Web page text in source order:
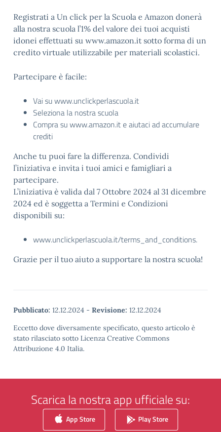
Registrati a Un click per la Scuola e Amazon donerà
alla nostra scuola l’1% del valore dei tuoi acquisti
idonei effettuati su www.amazon.it sotto forma di un
credito virtuale utilizzabile per materiali scolastici.
Partecipare è facile:
Vai su www.unclickperlascuola.it
Seleziona la nostra scuola
Compra su www.amazon.it e aiutaci ad accumulare
crediti
Anche tu puoi fare la differenza. Condividi
l’iniziativa e invita i tuoi amici e famigliari a
partecipare.
L’iniziativa è valida dal 7 Ottobre 2024 al 31 dicembre
2024 ed è soggetta a Termini e Condizioni
disponibili su:
www.unclickperlascuola.it/terms_and_conditions.
Grazie per il tuo aiuto a supportare la nostra scuola!
Pubblicato: 12.12.2024 - Revisione: 12.12.2024
Eccetto dove diversamente specificato, questo articolo è
stato rilasciato sotto Licenza Creative Commons
Attribuzione 4.0 Italia.
Scarica la nostra app ufficiale su:
App Store Play Store